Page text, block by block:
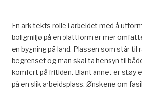
En arkitekts rolle i arbeidet med å
boligmiljø på en plattform er mer
en bygning på land. Plassen som står til
begrenset og man skal ta hensyn til
komfort på fritiden. Blant annet er støy
på en slik arbeidsplass. Ønskene om